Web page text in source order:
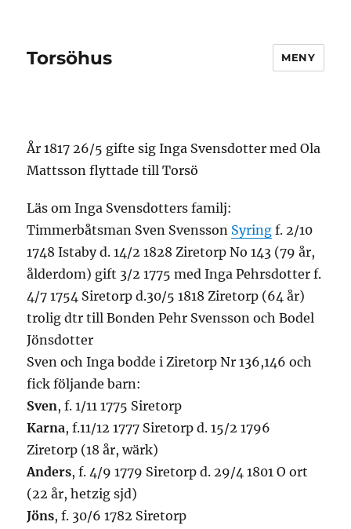
Torsöhus MENY
År 1817 26/5 gifte sig Inga Svensdotter med Ola
Mattsson flyttade till Torsö
Läs om Inga Svensdotters familj:
Timmerbåtsman Sven Svensson Syring f. 2/10
1748 Istaby d. 14/2 1828 Ziretorp No 143 (79 år,
ålderdom) gift 3/2 1775 med Inga Pehrsdotter f.
4/7 1754 Siretorp d.30/5 1818 Ziretorp (64 år)
trolig dtr till Bonden Pehr Svensson och Bodel
Jönsdotter
Sven och Inga bodde i Ziretorp Nr 136,146 och
fick följande barn:
Sven, f. 1/11 1775 Siretorp
Karna, f.11/12 1777 Siretorp d. 15/2 1796
Ziretorp (18 år, wärk)
Anders, f. 4/9 1779 Siretorp d. 29/4 1801 O ort
(22 år, hetzig sjd)
Jöns, f. 30/6 1782 Siretorp